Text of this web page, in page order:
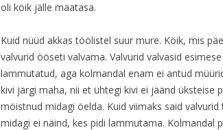
oli köik jälle maatasa.
Kuid nüüd akkas töölistel suur mure. Köik, mis
valvurid ööseti valvama. Valvurid valvasid
lammutatud, aga kolmandal enam ei antud
kivi järgi maha, nii et ühtegi kivi ei jäänd üksteise
möistnud midagi öelda. Kuid viimaks said
midagi ei näind, kes pidi lammutama. Kolmandal